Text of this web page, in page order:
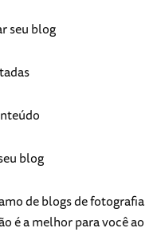
seu blog
blog
de blogs de fotografia
é a melhor para você ao